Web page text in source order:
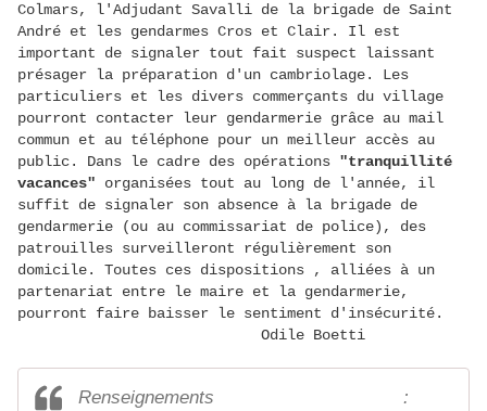
Colmars, l'Adjudant Savalli de la brigade de Saint
André et les gendarmes Cros et Clair. Il est
important de signaler tout fait suspect laissant
présager la préparation d'un cambriolage. Les
particuliers et les divers commerçants du village
pourront contacter leur gendarmerie grâce au mail
commun et au téléphone pour un meilleur accès au
public. Dans le cadre des opérations "tranquillité
vacances" organisées tout au long de l'année, il
suffit de signaler son absence à la brigade de
gendarmerie (ou au commissariat de police), des
patrouilles surveilleront régulièrement son
domicile. Toutes ces dispositions , alliées à un
partenariat entre le maire et la gendarmerie,
pourront faire baisser le sentiment d'insécurité.
Odile Boetti
Renseignements :